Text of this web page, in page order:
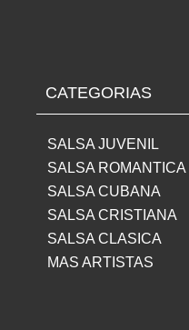
CATEGORIAS
SALSA JUVENIL
SALSA ROMANTICA
SALSA CUBANA
SALSA CRISTIANA
SALSA CLASICA
MAS ARTISTAS